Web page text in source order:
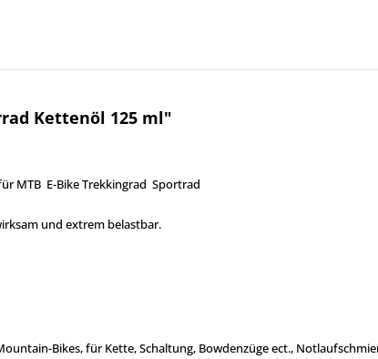
Kettenöl 125 ml"
MTB E-Bike Trekkingrad Sportrad
und extrem belastbar.
Bikes, für Kette, Schaltung, Bowdenzüge ect.,